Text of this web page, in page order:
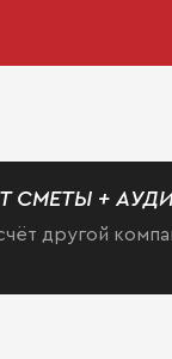
СМЕТЫ +
другой